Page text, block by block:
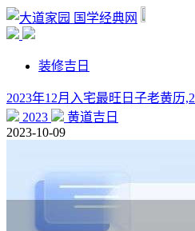
国学经典网
装修吉日
2023年12月入宅最旺日子老黄历
2023
黄道吉日
2023-10-09